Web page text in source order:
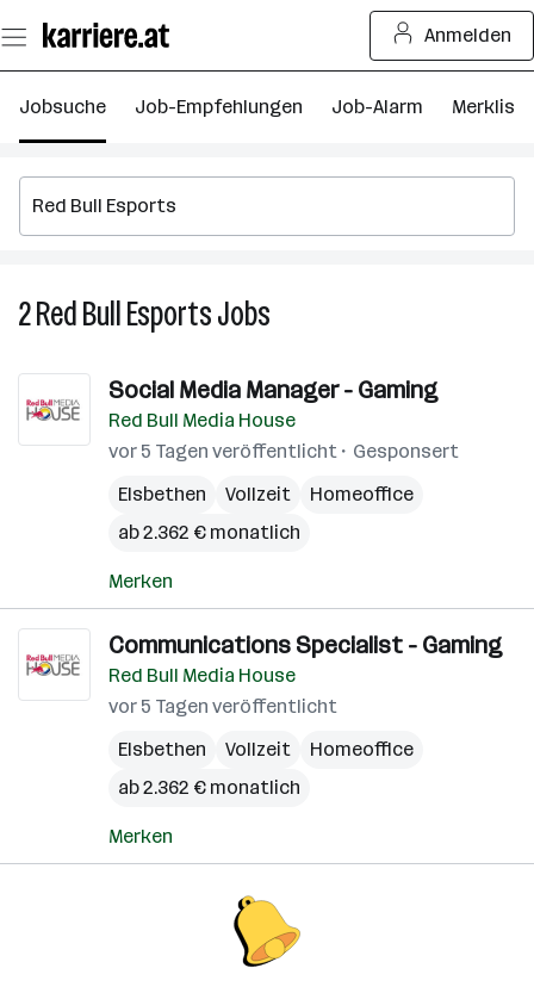
Seiteninhalt
springen
Anmelden
Jobsuche Job-Empfehlungen Job-Alarm Merkliste
2Red Bull EsportsJobs
Esports
Jobs
Social Media Manager - Gaming
Red Bull Media House
vor 5 Tagen veröffentlicht
Gesponsert
Elsbethen
Vollzeit
Homeoffice
ab 2.362 € monatlich
Merken
Communications Specialist - Gaming
Red Bull Media House
vor 5 Tagen veröffentlicht
Elsbethen
Vollzeit
Homeoffice
ab 2.362 € monatlich
Merken